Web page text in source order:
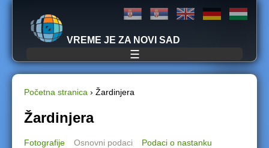
Jump to navigation
VREME JE ZA NOVI SAD
☰
Y
o
Početna stranica › Žardinjera
Žardinjera
Fotografije Osnovni podaci
Podaci o nastanku